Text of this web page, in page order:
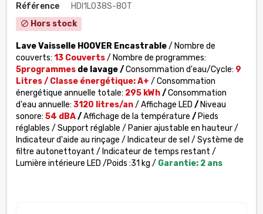
Référence
HDI1L038S-80T
block Hors stock
Lave Vaisselle HOOVER Encastrable/ Nombre de
couverts: 13 Couverts/ Nombre de programmes:
5programmes de lavage /Consommation d'eau/Cycle: 9
Litres/ Classe énergétique:A+ / Consommation
énergétique annuelle totale: 295 kWh/Consommation
d'eau annuelle: 3120 litres/an/ Affichage LED / Niveau
sonore: 54 dBA/Affichage de la température / Pieds
réglables / Support réglable / Panier ajustable en hauteur /
Indicateur d'aide au rinçage / Indicateur de sel / Système de
filtre autonettoyant / Indicateur de temps restant /
Lumière intérieure LED /Poids :31 kg / Garantie: 2 ans